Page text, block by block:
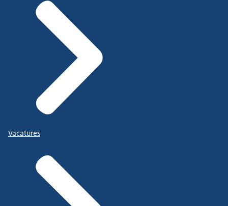
Vacatures